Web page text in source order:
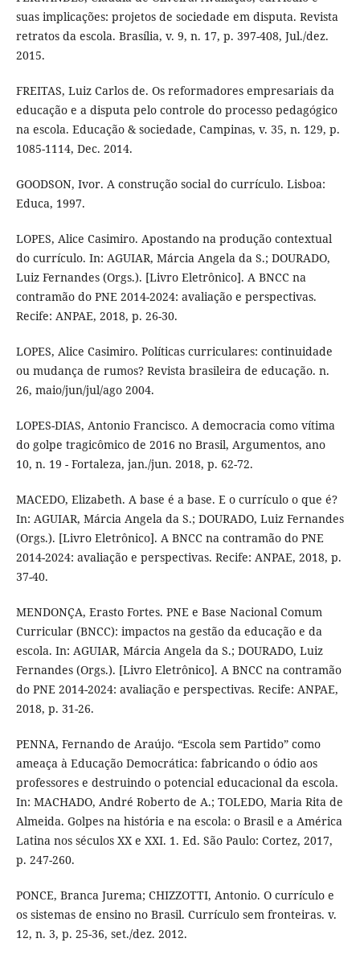
suas implicações: projetos de sociedade em disputa. Revista
retratos da escola. Brasília, v. 9, n. 17, p. 397-408, Jul./dez.
2015.
FREITAS, Luiz Carlos de. Os reformadores empresariais da
educação e a disputa pelo controle do processo pedagógico
na escola. Educação & sociedade, Campinas, v. 35, n. 129, p.
1085-1114, Dec. 2014.
GOODSON, Ivor. A construção social do currículo. Lisboa:
Educa, 1997.
LOPES, Alice Casimiro. Apostando na produção contextual
do currículo. In: AGUIAR, Márcia Angela da S.; DOURADO,
Luiz Fernandes (Orgs.). [Livro Eletrônico]. A BNCC na
contramão do PNE 2014-2024: avaliação e perspectivas.
Recife: ANPAE, 2018, p. 26-30.
LOPES, Alice Casimiro. Políticas curriculares: continuidade
ou mudança de rumos? Revista brasileira de educação. n.
26, maio/jun/jul/ago 2004.
LOPES-DIAS, Antonio Francisco. A democracia como vítima
do golpe tragicômico de 2016 no Brasil, Argumentos, ano
10, n. 19 - Fortaleza, jan./jun. 2018, p. 62-72.
MACEDO, Elizabeth. A base é a base. E o currículo o que é?
In: AGUIAR, Márcia Angela da S.; DOURADO, Luiz Fernandes
(Orgs.). [Livro Eletrônico]. A BNCC na contramão do PNE
2014-2024: avaliação e perspectivas. Recife: ANPAE, 2018, p.
37-40.
MENDONÇA, Erasto Fortes. PNE e Base Nacional Comum
Curricular (BNCC): impactos na gestão da educação e da
escola. In: AGUIAR, Márcia Angela da S.; DOURADO, Luiz
Fernandes (Orgs.). [Livro Eletrônico]. A BNCC na contramão
do PNE 2014-2024: avaliação e perspectivas. Recife: ANPAE,
2018, p. 31-26.
PENNA, Fernando de Araújo. “Escola sem Partido” como
ameaça à Educação Democrática: fabricando o ódio aos
professores e destruindo o potencial educacional da escola.
In: MACHADO, André Roberto de A.; TOLEDO, Maria Rita de
Almeida. Golpes na história e na escola: o Brasil e a América
Latina nos séculos XX e XXI. 1. Ed. São Paulo: Cortez, 2017,
p. 247-260.
PONCE, Branca Jurema; CHIZZOTTI, Antonio. O currículo e
os sistemas de ensino no Brasil. Currículo sem fronteiras. v.
12, n. 3, p. 25-36, set./dez. 2012.